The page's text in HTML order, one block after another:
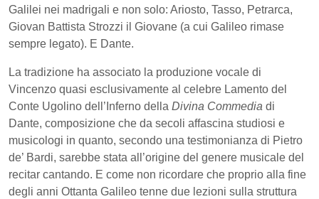
Galilei nei madrigali e non solo: Ariosto, Tasso, Petrarca,
Giovan Battista Strozzi il Giovane (a cui Galileo rimase
sempre legato). E Dante.
La tradizione ha associato la produzione vocale di
Vincenzo quasi esclusivamente al celebre Lamento del
Conte Ugolino dell’Inferno della Divina Commedia di
Dante, composizione che da secoli affascina studiosi e
musicologi in quanto, secondo una testimonianza di Pietro
de’ Bardi, sarebbe stata all’origine del genere musicale del
recitar cantando. E come non ricordare che proprio alla fine
degli anni Ottanta Galileo tenne due lezioni sulla struttura